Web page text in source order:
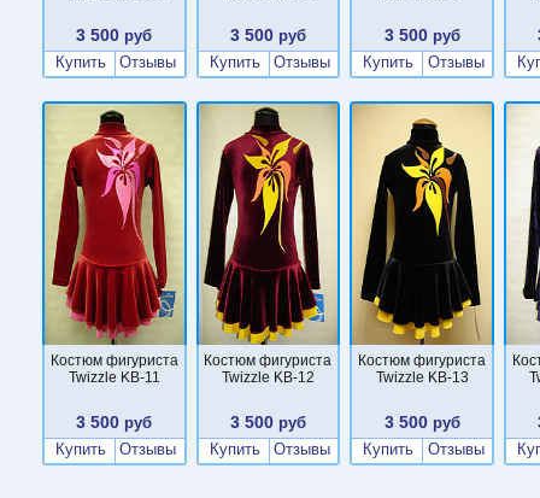
3 500 руб
Купить
Отзывы
3 500 руб
Купить
Отзывы
3 500руб
Купить
Отзывы
Костюм фигуриста
Twizzle KB-11
3 500 руб
Купить
Отзывы
Костюм фигуриста
Twizzle KB-12
3 500 руб
Купить
Отзывы
Костюм фигуриста
Twizzle KB-13
3 500руб
Купить
Отзывы